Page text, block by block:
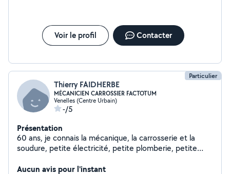
Voir le profil Contacter
Particulier
Thierry FAIDHERBE
MÉCANICIEN CARROSSIER FACTOTUM
Venelles (Centre Urbain)
-/5
Présentation
60 ans, je connais la mécanique, la carrosserie et la
soudure, petite électricité, petite plomberie, petite
Aucun avis pour l'instant